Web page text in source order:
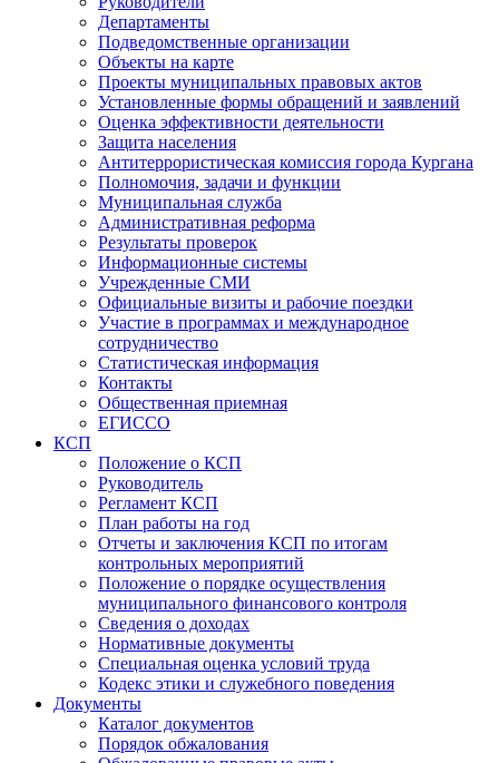
Департаменты
Подведомственные организации
Объекты на карте
Проекты муниципальных правовых актов
Установленные формы обращений и заявлений
Оценка эффективности деятельности
Защита населения
Антитеррористическая комиссия города Кургана
Полномочия, задачи и функции
Муниципальная служба
Административная реформа
Результаты проверок
Информационные системы
Учрежденные СМИ
Официальные визиты и рабочие поездки
Участие в программах и международное
сотрудничество
Статистическая информация
Контакты
Общественная приемная
ЕГИССО
КСП
Положение о КСП
Руководитель
Регламент КСП
План работы на год
Отчеты и заключения КСП по итогам
контрольных мероприятий
Положение о порядке осуществления
муниципального финансового контроля
Сведения о доходах
Нормативные документы
Специальная оценка условий труда
Кодекс этики и служебного поведения
Документы
Каталог документов
Порядок обжалования